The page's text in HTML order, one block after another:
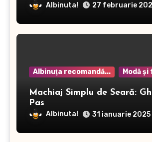
Albinuta! 27 februarie
Albinuţa recomandă... Modă
Machiaj Simplu de Seară:
Pas
Albinuta! 31 ianuarie 2025